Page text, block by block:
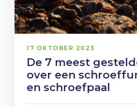
17 OKTOBER 2023
De 7 meest
over een
en schroefpaal